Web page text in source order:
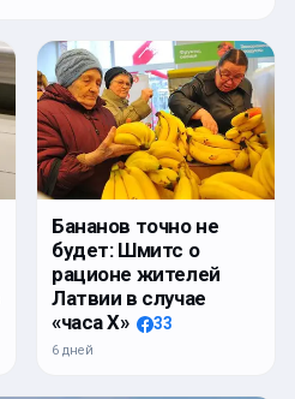
Бананов точно не
будет: Шмитс о
рационе жителей
Латвии в случае
«часа Х»
33
6 дней